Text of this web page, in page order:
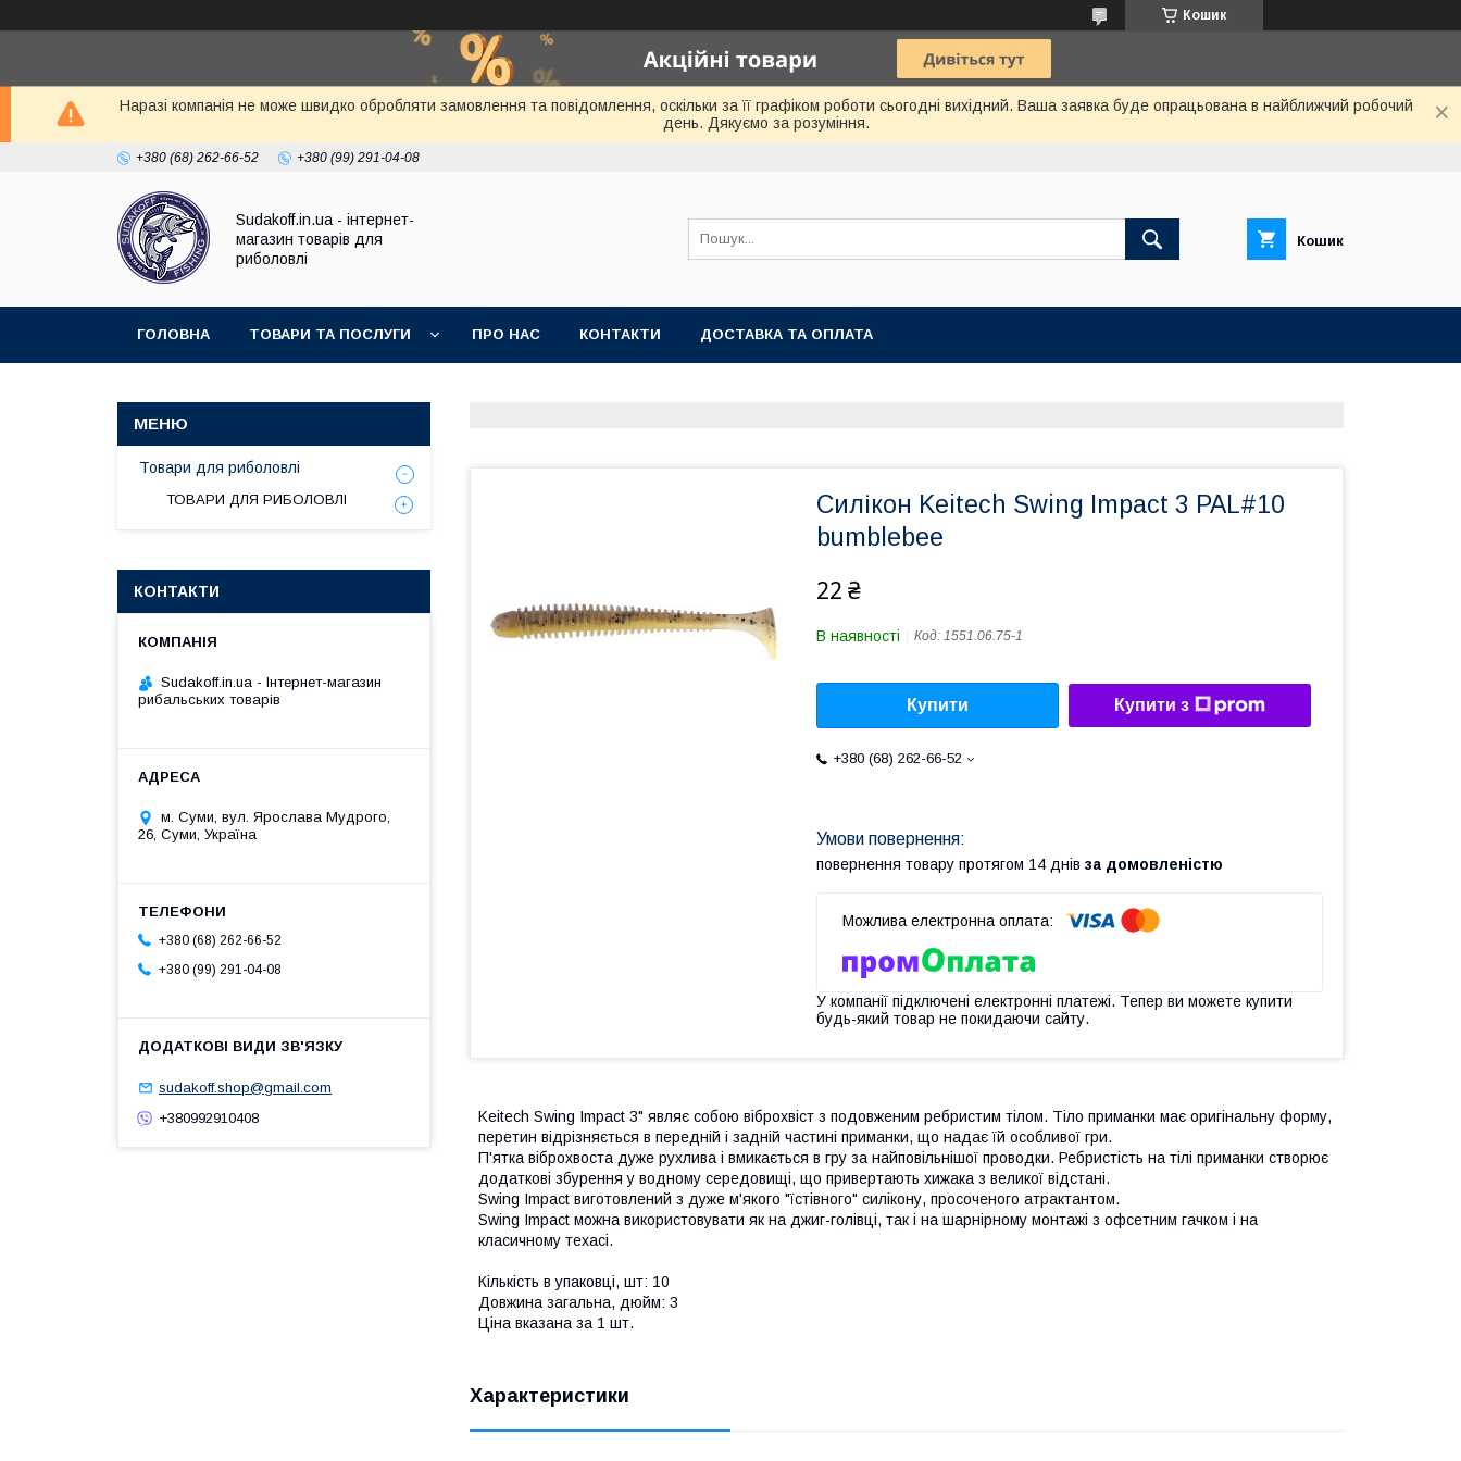
Кошик
Наразі компанія не може швидко обробляти замовлення та повідомлення, оскільки за її графіком роботи сьогодні вихідний. Ваша заявка буде опрацьована в найближчий робочий
день. Дякуємо за розуміння.
+380 (68) 262-66-52 +380 (99) 291-04-08
Sudakoff.in.ua - інтернет-
магазин товарів для
риболовлі
Кошик
ГОЛОВНА ТОВАРИ ТА ПОСЛУГИ ПРО НАС КОНТАКТИ ДОСТАВКА ТА ОПЛАТА
Силікон Keitech Swing Impact 3 PAL#10
bumblebee
22 ₴
В наявності Код: 1551.06.75-1
Купити Купити з
+380 (68) 262-66-52
повернення товару протягом 14 днів за домовленістю
У компанії підключені електронні платежі. Тепер ви можете купити
будь-який товар не покидаючи сайту.
Keitech Swing Impact 3" являє собою віброхвіст з подовженим ребристим тілом. Тіло приманки має оригінальну форму,
перетин відрізняється в передній і задній частині приманки, що надає їй особливої гри.
П'ятка віброхвоста дуже рухлива і вмикається в гру за найповільнішої проводки. Ребристість на тілі приманки створює
додаткові збурення у водному середовищі, що привертають хижака з великої відстані.
Swing Impact виготовлений з дуже м'якого "їстівного" силікону, просоченого атрактантом.
Swing Impact можна використовувати як на джиг-голівці, так і на шарнірному монтажі з офсетним гачком і на
класичному техасі.
Кількість в упаковці, шт: 10
Довжина загальна, дюйм: 3
Ціна вказана за 1 шт.
Характеристики
Товари для риболовлі
ТОВАРИ ДЛЯ РИБОЛОВЛІ
КОНТАКТИ
Sudakoff.in.ua - Інтернет-магазин
рибальських товарів
м. Суми, вул. Ярослава Мудрого,
26, Суми, Україна
+380 (68) 262-66-52
+380 (99) 291-04-08
sudakoff.shop@gmail.com
+380992910408